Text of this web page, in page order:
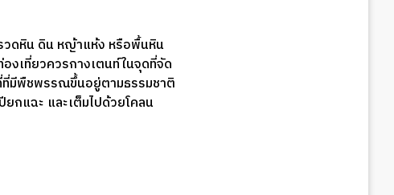
วดหิน ดิน หญ้าแห้ง หรือพื้นหิน
เที่ยวควรกางเตนท์ในจุดที่จัด
ที่มีพืชพรรณขึ้นอยู่ตามธรรมชาติ
กแฉะ และเต็มไปด้วยโคลน